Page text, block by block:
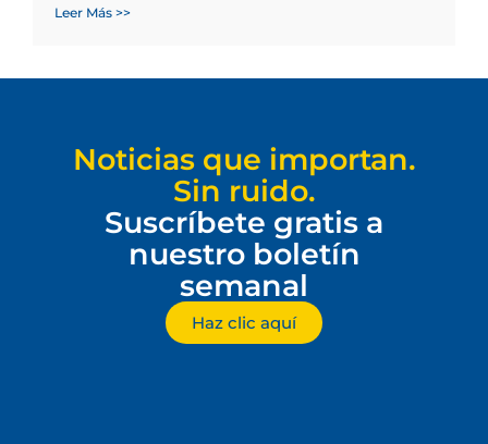
Leer Más >>
Noticias que importan.
Sin ruido.
Suscríbete gratis a
nuestro boletín
semanal
Haz clic aquí